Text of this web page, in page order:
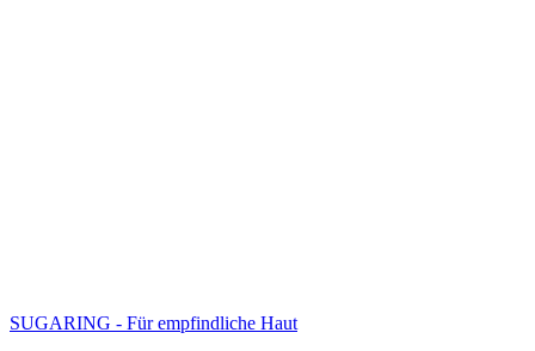
SUGARING - Für empfindliche Haut